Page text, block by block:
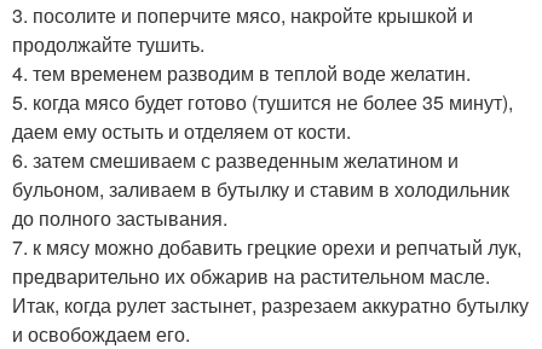
3. посолите и поперчите мясо, накройте крышкой и
продолжайте тушить.
4. тем временем разводим в теплой воде желатин.
5. когда мясо будет готово (тушится не более 35 минут),
даем ему остыть и отделяем от кости.
6. затем смешиваем с разведенным желатином и
бульоном, заливаем в бутылку и ставим в холодильник
до полного застывания.
7. к мясу можно добавить грецкие орехи и репчатый лук,
предварительно их обжарив на растительном масле.
Итак, когда рулет застынет, разрезаем аккуратно бутылку
и освобождаем его.